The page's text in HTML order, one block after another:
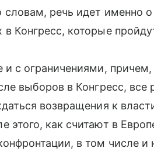
речь идет именно о
Конгресс, которые
с ограничениями, причем,
выборов в Конгресс,
возвращения к
этого, как считают в
в том числе и